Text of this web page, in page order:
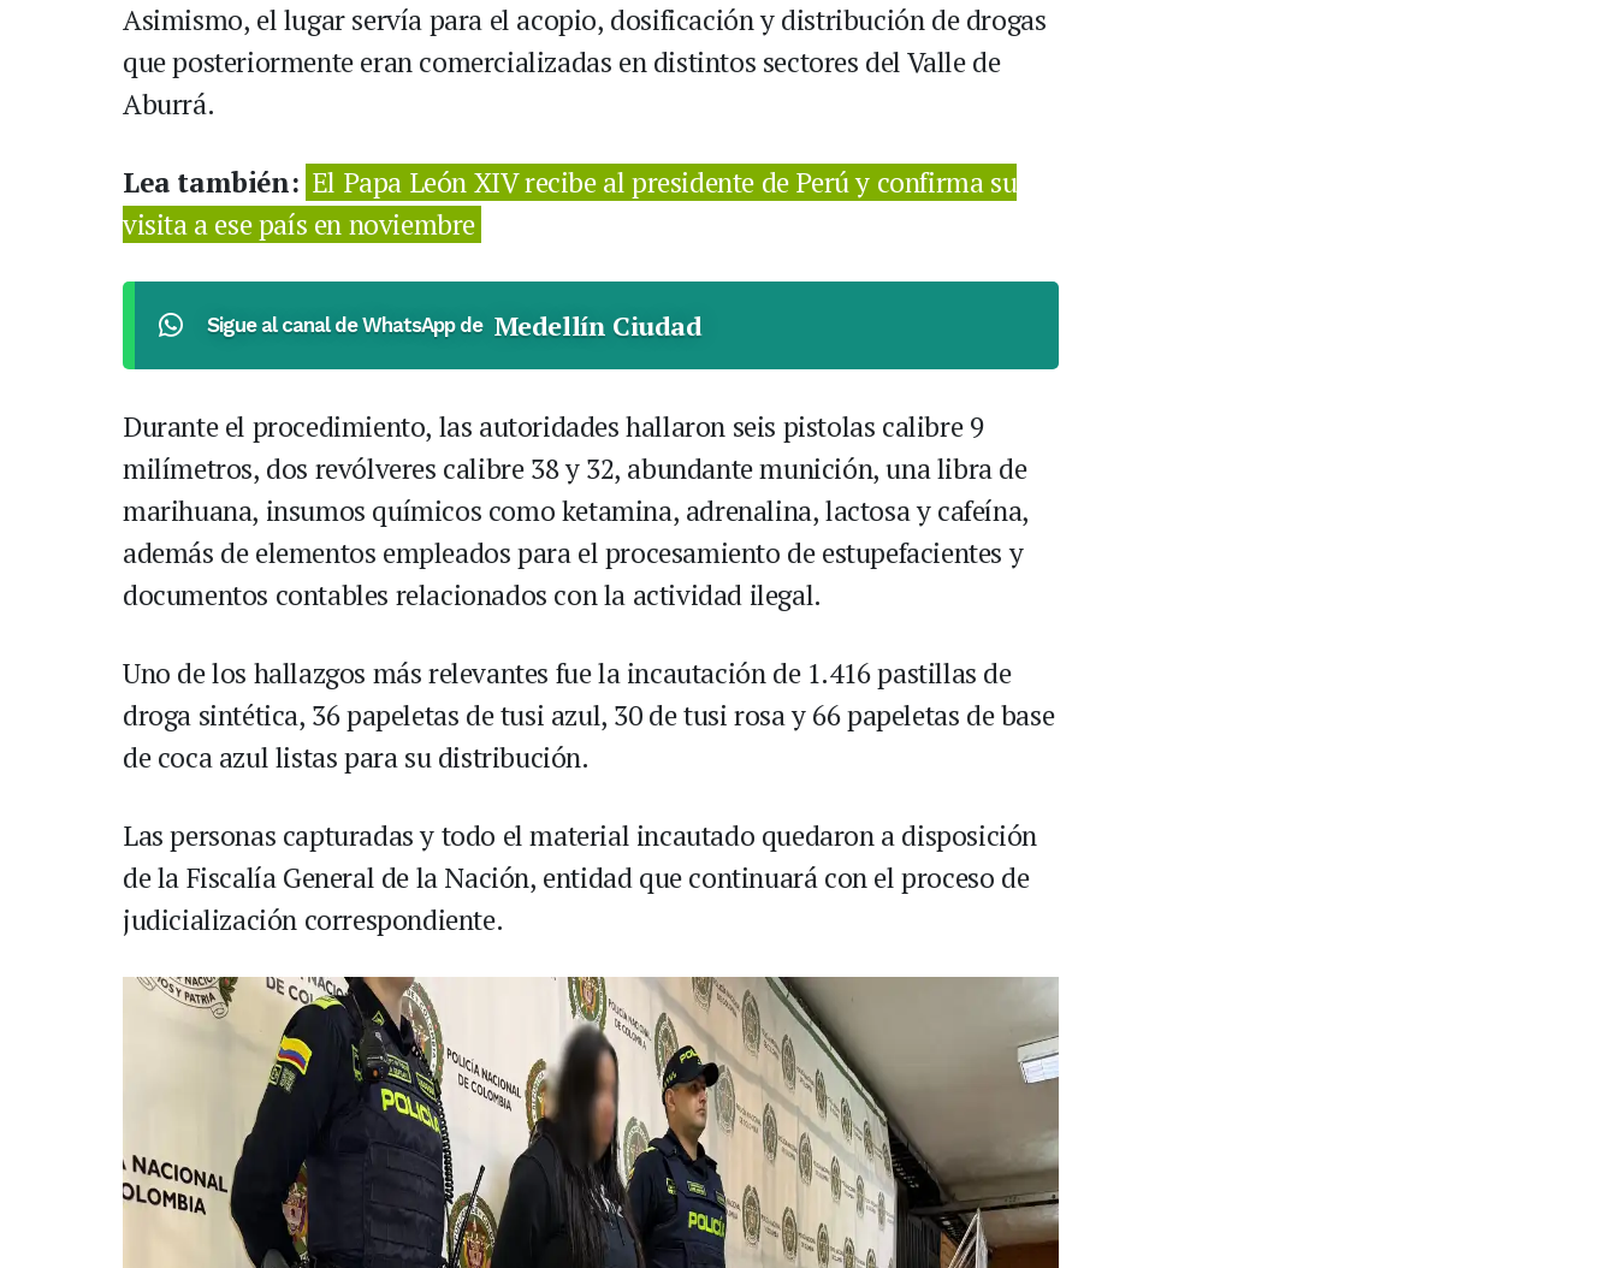
Asimismo, el lugar servía para el acopio, dosificación y distribución de drogas
que posteriormente eran comercializadas en distintos sectores del Valle de
Aburrá.
Lea también: El Papa León XIV recibe al presidente de Perú y confirma su
visita a ese país en noviembre
Sigue al canal de WhatsApp de Medellín Ciudad
Durante el procedimiento, las autoridades hallaron seis pistolas calibre 9
milímetros, dos revólveres calibre 38 y 32, abundante munición, una libra de
marihuana, insumos químicos como ketamina, adrenalina, lactosa y cafeína,
además de elementos empleados para el procesamiento de estupefacientes y
documentos contables relacionados con la actividad ilegal.
Uno de los hallazgos más relevantes fue la incautación de 1.416 pastillas de
droga sintética, 36 papeletas de tusi azul, 30 de tusi rosa y 66 papeletas de base
de coca azul listas para su distribución.
Las personas capturadas y todo el material incautado quedaron a disposición
de la Fiscalía General de la Nación, entidad que continuará con el proceso de
judicialización correspondiente.